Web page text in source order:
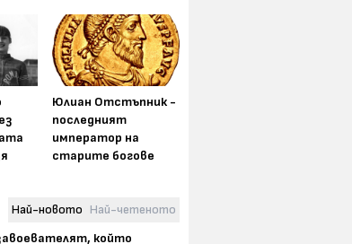
Юлиан Отстъпник -
последният
император на
старите богове
Най-новото Най-четеното
който